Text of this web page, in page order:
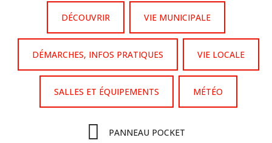
DÉCOUVRIR VIE MUNICIPALE
DÉMARCHES, INFOS PRATIQUES VIE LOCALE
SALLES ET ÉQUIPEMENTS MÉTÉO
PANNEAU POCKET